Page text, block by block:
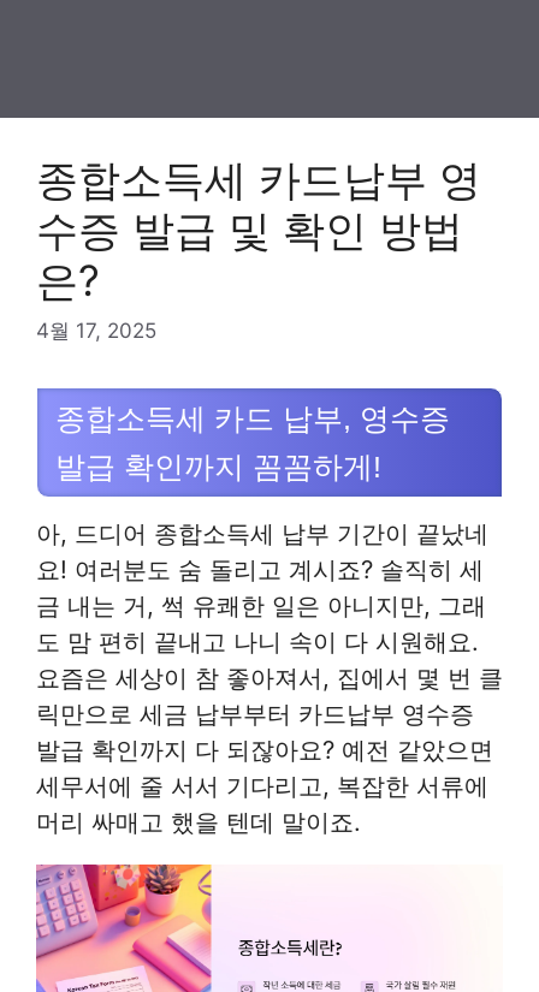
종합소득세 카드납부 영
수증 발급 및 확인 방법
은?
4월 17, 2025
종합소득세 카드 납부, 영수증
발급 확인까지 꼼꼼하게!
아, 드디어 종합소득세 납부 기간이 끝났네
요! 여러분도 숨 돌리고 계시죠? 솔직히 세
금 내는 거, 썩 유쾌한 일은 아니지만, 그래
도 맘 편히 끝내고 나니 속이 다 시원해요.
요즘은 세상이 참 좋아져서, 집에서 몇 번 클
릭만으로 세금 납부부터 카드납부 영수증
발급 확인까지 다 되잖아요? 예전 같았으면
세무서에 줄 서서 기다리고, 복잡한 서류에
머리 싸매고 했을 텐데 말이죠.